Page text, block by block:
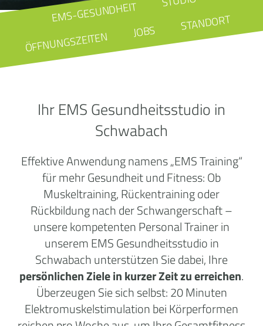
EMS-GESUNDHEIT
ÖFFNUNGSZEITEN JOBS STANDORT
Ihr EMS Gesundheitsstudio in
Schwabach
Effektive Anwendung namens „EMS Training“
für mehr Gesundheit und Fitness: Ob
Muskeltraining, Rückentraining oder
Rückbildung nach der Schwangerschaft –
unsere kompetenten Personal Trainer in
unserem EMS Gesundheitsstudio in
Schwabach unterstützen Sie dabei, Ihre
persönlichen Ziele in kurzer Zeit zu erreichen.
Überzeugen Sie sich selbst: 20 Minuten
Elektromuskelstimulation bei Körperformen